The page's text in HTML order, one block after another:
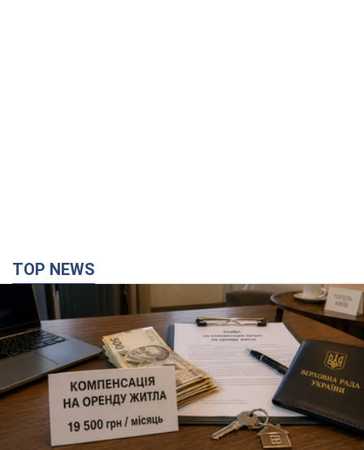
Нардепи взяли гроші з бюджету на оренду
елітних квартир у Києві: хто з парламентарів
просив кошти та де поселився
Як працює особлива соціальна гарантія та хто нею
користується
годину тому 7,3 т.